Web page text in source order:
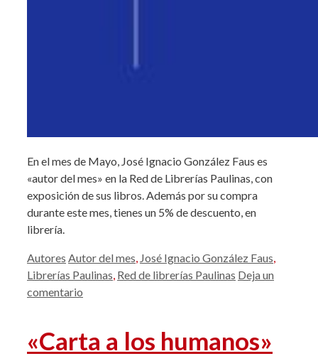
En el mes de Mayo, José Ignacio González Faus es
«autor del mes» en la Red de Librerías Paulinas, con
exposición de sus libros. Además por su compra
durante este mes, tienes un 5% de descuento, en
librería.
Categorías
Autores Etiquetas
Autor del mes, José Ignacio González Faus,
Librerías Paulinas, Red de librerías Paulinas Deja un
comentario
«Carta a los humanos»